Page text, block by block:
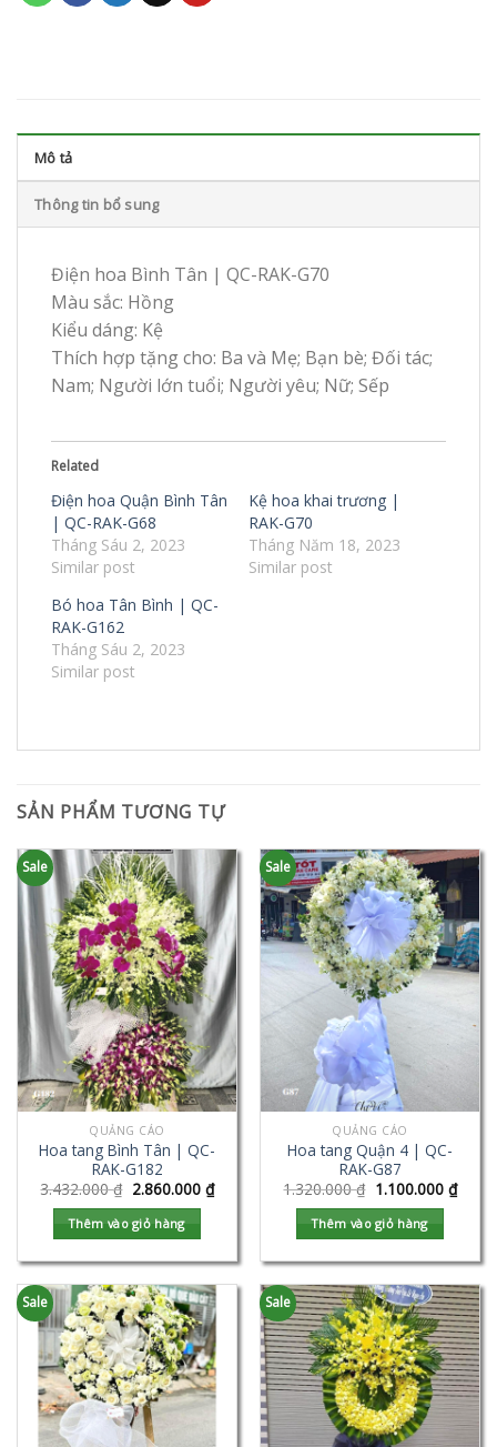
Mô tả
Thông tin bổ sung
Điện hoa Bình Tân | QC-RAK-G70
Màu sắc: Hồng
Kiểu dáng: Kệ
Thích hợp tặng cho: Ba và Mẹ; Bạn bè; Đối tác;
Nam; Người lớn tuổi; Người yêu; Nữ; Sếp
Related
Điện hoa Quận Bình Tân
| QC-RAK-G68
Tháng Sáu 2, 2023
Similar post
Kệ hoa khai trương |
RAK-G70
Tháng Năm 18, 2023
Similar post
Bó hoa Tân Bình | QC-
RAK-G162
Tháng Sáu 2, 2023
Similar post
SẢN PHẨM TƯƠNG TỰ
Sale
QUẢNG CÁO
Hoa tang Bình Tân | QC-
RAK-G182
3.432.000₫ 2.860.000 ₫
Thêm vào giỏ hàng
Sale
QUẢNG CÁO
Hoa tang Quận 4 | QC-
RAK-G87
1.320.000₫ 1.100.000 ₫
Thêm vào giỏ hàng
Sale Sale